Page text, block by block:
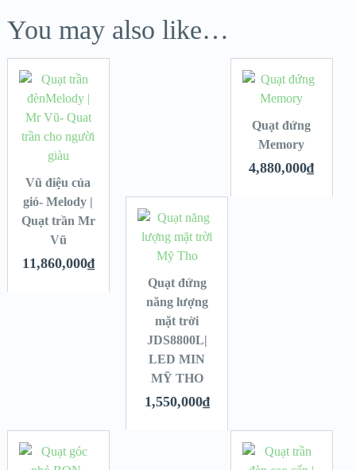
You may also like…
Vũ điệu của
gió- Melody |
Quạt trần Mr
Vũ
11,860,000₫
Quạt đứng
Memory
4,880,000₫
Quạt đứng
năng lượng
mặt trời
JDS8800L|
LED MIN
MỸ THO
1,550,000₫